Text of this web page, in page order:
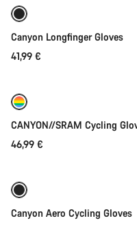
Canyon Longfinger Gloves
41,99 €
CANYON//SRAM Cycling
46,99 €
Canyon Aero Cycling Gloves